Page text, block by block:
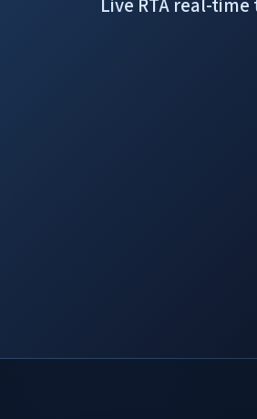
Live RTA real-